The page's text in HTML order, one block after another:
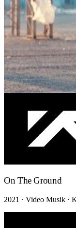
On The Ground
2021 · Video Musik ·